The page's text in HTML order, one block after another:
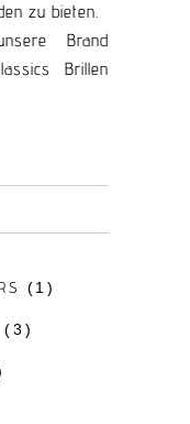
zu bieten.
Brand
Brillen
(1)
(3)